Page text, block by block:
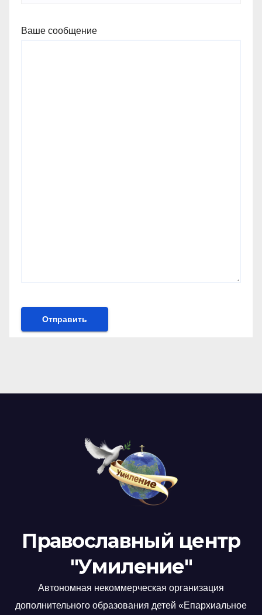
Ваше сообщение
Православный центр
"Умиление"
Автономная некоммерческая организация
дополнительного образования детей «Епархиальное